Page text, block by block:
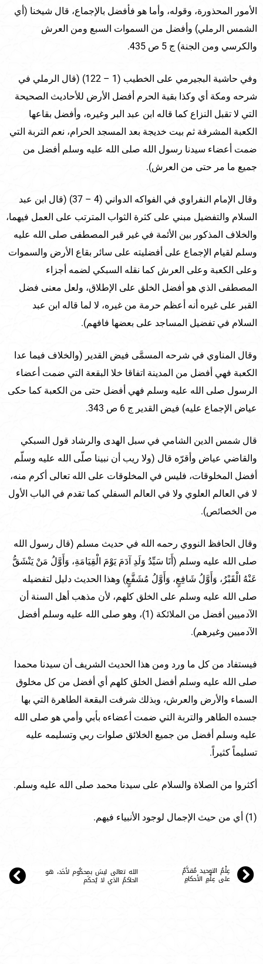
الأمور المحذورة، وقوله، وأما هو فأفضل بالإجماع، قال شيخنا (أي
الشمس الرملي) وأفضل من السموات السبع ومن العرش
والكرسي ومن الجنة) ج 5 ص 435.
وفي حاشية البجيرمي على الخطيب (1 – 122) (قال الرملي في
شرحه ومكة أي وكذا بقية الحرم أفضل الأرض للأحاديث الصحيحة
التي لا تقبل النزاع كما قاله ابن عبد البر وغيره، وأفضل بقاعها
الكعبة المشرفة ثم بيت خديجة بعد المسجد الحرام، نعم التربة التي
ضمت أعضاء سيدنا رسول الله صلى الله عليه وسلم أفضل من
جميع ما مر حتى من العرش).
وقال الإمام النفراوي في الفواكه الدواني (4 – 37) (قال ابن عبد
السلام والتفضيل مبني على كثرة الثواب المترتب على العمل فيهما،
والخلاف المذكور بين الأئمة في غير قبر المصطفى صلى الله عليه
وسلم لقيام الإجماع على أفضليته على سائر بقاع الأرض والسموات
وعلى الكعبة وعلى العرش كما نقله السبكي لضمه أجزاء
المصطفى الذي هو أفضل الخلق على الإطلاق، ولعل معنى فضل
القبر على غيره أنه أعظم حرمة من غيره، لا لما قاله ابن عبد
السلام في تفضيل المساجد على بعضها فافهم).
وقال المناوي في شرحه المسمَّى فيض القدير (والخلاف فيما عدا
الكعبة فهي أفضل من المدينة اتفاقا خلا البقعة التي ضمت أعضاء
الرسول صلى الله عليه وسلم فهي أفضل حتى من الكعبة كما حكى
عياض الإجماع عليه) فيض القدير ج 6 ص 343.
قال شمس الدين الشامي في سبل الهدى والرشاد قول السبكي
والقاضي عياض وأقرّه قال (ولا ريب أن نبينا صلّى الله عليه وسلّم
أفضل المخلوقات، فليس في المخلوقات على الله تعالى أكرم منه،
لا في العالم العلوي ولا في العالم السفلي كما تقدم في الباب الأول
من الخصائص).
وقال الحافظ النووي رحمه الله في حديث مسلم (قال رسول الله
صلى الله عليه وسلم (أَنَا سَيِّدُ وَلَدِ آدَمَ يَوْمَ الْقِيَامَةِ، وَأَوَّلُ مَنْ يَنْشَقُّ
عَنْهُ الْقَبْرُ، وَأَوَّلُ شَافِعٍ، وَأَوَّلُ مُشَفَّعٍ) وهذا الحديث دليل لتفضيله
صلى الله عليه وسلم على الخلق كلهم، لأن مذهب أهل السنة أن
الآدميين أفضل من الملائكة (1)، وهو صلى الله عليه وسلم أفضل
الآدميين وغيرهم).
فيستفاد من كل ما ورد ومن هذا الحديث الشريف أن سيدنا محمدا
صلى الله عليه وسلم أفضل الخلق كلهم أي أفضل من كل مخلوق
السماء والأرض والعرش، وبذلك شرفت البقعة الطاهرة التي بها
جسده الطاهر والتربة التي ضمت أعضاءه بأبي وأمي هو صلى الله
عليه وسلم أفضل من جميع الخلائق صلوات ربي وتسليمه عليه
تسليماً كثيراً.
أكثروا من الصلاة والسلام على سيدنا محمد صلى الله عليه وسلم.
(1) أي من حيث الإجمال لوجود الأنبياء فيهم.
عِلْمُ التوحيد مُقدَّمٌ
على عِلْمِ الأحكامِ
الله تعالى ليسَ بمحكُوم لأحَد، هو
الحاكمُ الذي لا يُحكَم